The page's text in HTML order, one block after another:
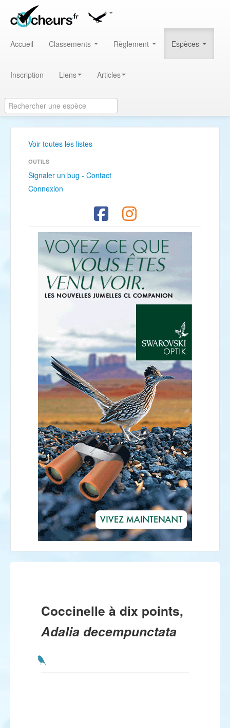
Accueil Classements Règlement Espèces
Inscription Liens Articles
Voir toutes les listes
OUTILS
Signaler un bug - Contact
Connexion
Coccinelle à dix points,
Adalia decempunctata